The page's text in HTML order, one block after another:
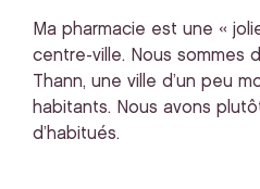
Ma pharmacie est une «
centre-ville. Nous sommes
Thann, une ville d’un peu
habitants. Nous avons
d’habitués.